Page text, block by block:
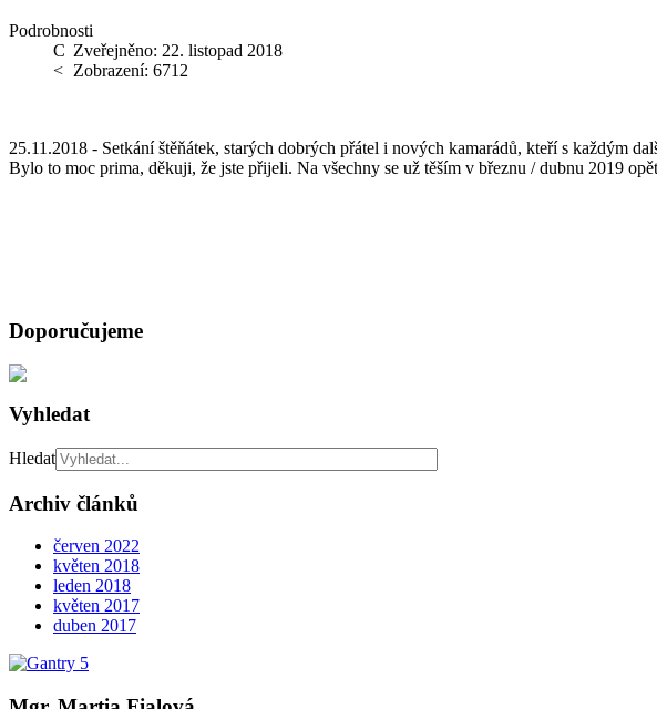
Podrobnosti
Zveřejněno: 22. listopad 2018
Zobrazení: 6712
25.11.2018 - Setkání štěňátek, starých dobrých přátel i nových kamarádů, kteří s každým
Bylo to moc prima, děkuji, že jste přijeli. Na všechny se už těším v březnu / dubnu 2019
Doporučujeme
Vyhledat
Hledat
Archiv článků
červen 2022
květen 2018
leden 2018
květen 2017
duben 2017